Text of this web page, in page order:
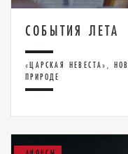
СОБЫТИЯ ЛЕТА
«ЦАРСКАЯ НЕВЕСТА»,
ПРИРОДЕ